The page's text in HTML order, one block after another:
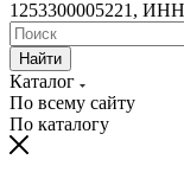
1253300005221,
Найти
Каталог
По всему сайту
По каталогу